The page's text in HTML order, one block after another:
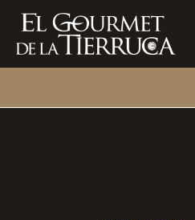
contenido